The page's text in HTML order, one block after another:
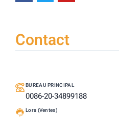
Contact
BUREAU PRINCIPAL
0086-20-34899188
Lora (Ventes)